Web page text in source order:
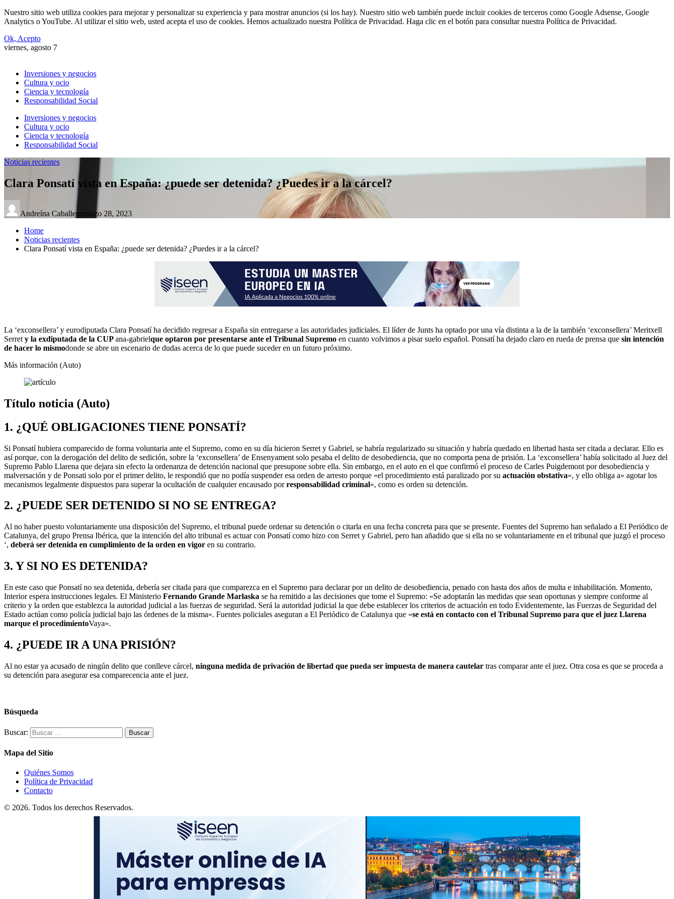
Nuestro sitio web utiliza cookies para mejorar y personalizar su experiencia y para mostrar anuncios (si los hay). Nuestro sitio web también puede incluir cookies de terceros como Google Adsense, Google
Analytics o YouTube. Al utilizar el sitio web, usted acepta el uso de cookies. Hemos actualizado nuestra Política de Privacidad. Haga clic en el botón para consultar nuestra Política de Privacidad.
Ok, Acepto
viernes, agosto 7
Inversiones y negocios
Cultura y ocio
Ciencia y tecnología
Responsabilidad Social
Inversiones y negocios
Cultura y ocio
Ciencia y tecnología
Responsabilidad Social
Noticias recientes
Clara Ponsatí vista en España: ¿puede ser detenida? ¿Puedes ir a la cárcel?
Andreína Caballero marzo 28, 2023
Home
Noticias recientes
Clara Ponsatí vista en España: ¿puede ser detenida? ¿Puedes ir a la cárcel?
La ‘exconsellera’ y eurodiputada Clara Ponsatí ha decidido regresar a España sin entregarse a las autoridades judiciales. El líder de Junts ha optado por una vía distinta a la de la también ‘exconsellera’ Meritxell
Serret y la exdiputada de la CUPana-gabrielque optaron por presentarse ante el Tribunal Supremo en cuanto volvimos a pisar suelo español. Ponsatí ha dejado claro en rueda de prensa que sin intención
de hacer lo mismodonde se abre un escenario de dudas acerca de lo que puede suceder en un futuro próximo.
Más información (Auto)
Título noticia (Auto)
1. ¿QUÉ OBLIGACIONES TIENE PONSATÍ?
Si Ponsatí hubiera comparecido de forma voluntaria ante el Supremo, como en su día hicieron Serret y Gabriel, se habría regularizado su situación y habría quedado en libertad hasta ser citada a declarar. Ello es
así porque, con la derogación del delito de sedición, sobre la ‘exconsellera’ de Ensenyament solo pesaba el delito de desobediencia, que no comporta pena de prisión. La ‘exconsellera’ había solicitado al Juez del
Supremo Pablo Llarena que dejara sin efecto la ordenanza de detención nacional que presupone sobre ella. Sin embargo, en el auto en el que confirmó el proceso de Carles Puigdemont por desobediencia y
malversación y de Ponsati solo por el primer delito, le respondió que no podía suspender esa orden de arresto porque «el procedimiento está paralizado por su actuación obstativa«, y ello obliga a» agotar los
mecanismos legalmente dispuestos para superar la ocultación de cualquier encausado porresponsabilidad criminal«, como es orden su detención.
2. ¿PUEDE SER DETENIDO SI NO SE ENTREGA?
Al no haber puesto voluntariamente una disposición del Supremo, el tribunal puede ordenar su detención o citarla en una fecha concreta para que se presente. Fuentes del Supremo han señalado a El Periódico de
Catalunya, del grupo Prensa Ibérica, que la intención del alto tribunal es actuar con Ponsatí como hizo con Serret y Gabriel, pero han añadido que si ella no se voluntariamente en el tribunal que juzgó el proceso
‘, deberá ser detenida en cumplimiento de la orden en vigor en su contrario.
3. Y SI NO ES DETENIDA?
En este caso que Ponsatí no sea detenida, debería ser citada para que comparezca en el Supremo para declarar por un delito de desobediencia, penado con hasta dos años de multa e inhabilitación. Momento,
Interior espera instrucciones legales. El Ministerio Fernando Grande Marlaska se ha remitido a las decisiones que tome el Supremo: «Se adoptarán las medidas que sean oportunas y siempre conforme al
criterio y la orden que establezca la autoridad judicial a las fuerzas de seguridad. Será la autoridad judicial la que debe establecer los criterios de actuación en todo Evidentemente, las Fuerzas de Seguridad del
Estado actúan como policía judicial bajo las órdenes de la misma». Fuentes policiales aseguran a El Periódico de Catalunya que «se está en contacto con el Tribunal Supremo para que el juez Llarena
marque el procedimientoVaya».
4. ¿PUEDE IR A UNA PRISIÓN?
Al no estar ya acusado de ningún delito que conlleve cárcel, ninguna medida de privación de libertad que pueda ser impuesta de manera cautelar tras comparar ante el juez. Otra cosa es que se proceda a
su detención para asegurar esa comparecencia ante el juez.
Búsqueda
Buscar:
Mapa del Sitio
Quiénes Somos
Política de Privacidad
Contacto
© 2026. Todos los derechos Reservados.